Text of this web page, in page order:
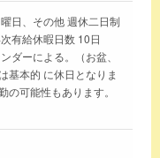
日、その他 週休二日制
有給休暇日数 10日
ダーによる。（お盆、
基本的 に休日となりま
の可能性もあります。